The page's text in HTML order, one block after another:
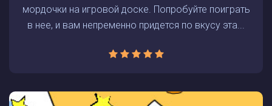
мордочки на игровой доске. Попробуйте поиграть
в нее, и вам непременно придется по вкусу эта...